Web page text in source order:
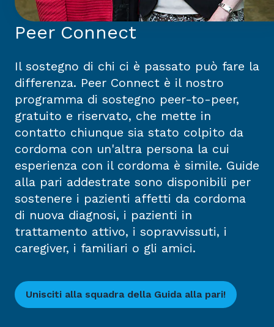
Peer Connect
Il sostegno di chi ci è passato può fare la
differenza. Peer Connect è il nostro
programma di sostegno peer-to-peer,
gratuito e riservato, che mette in
contatto chiunque sia stato colpito da
cordoma con un'altra persona la cui
esperienza con il cordoma è simile. Guide
alla pari addestrate sono disponibili per
sostenere i pazienti affetti da cordoma
di nuova diagnosi, i pazienti in
trattamento attivo, i sopravvissuti, i
caregiver, i familiari o gli amici.
Unisciti alla squadra della Guida alla pari!